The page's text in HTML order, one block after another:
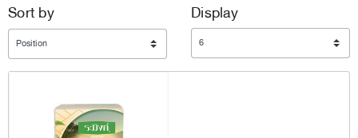
Sort by
Display
Display